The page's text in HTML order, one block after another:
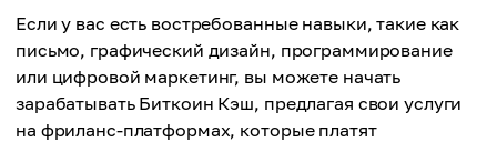
Если у вас есть востребованные навыки, такие как
письмо, графический дизайн, программирование
или цифровой маркетинг, вы можете начать
зарабатывать Биткоин Кэш, предлагая свои услуги
на фриланс-платформах, которые платят